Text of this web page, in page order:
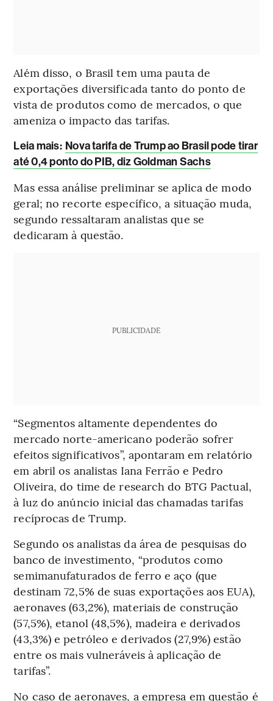
Além disso, o Brasil tem uma pauta de
exportações diversificada tanto do ponto de
vista de produtos como de mercados, o que
ameniza o impacto das tarifas.
Leia mais: Nova tarifa de Trump ao Brasil pode tirar
até 0,4 ponto do PIB, diz Goldman Sachs
Mas essa análise preliminar se aplica de modo
geral; no recorte específico, a situação muda,
segundo ressaltaram analistas que se
dedicaram à questão.
PUBLICIDADE
“Segmentos altamente dependentes do
mercado norte-americano poderão sofrer
efeitos significativos”, apontaram em relatório
em abril os analistas Iana Ferrão e Pedro
Oliveira, do time de research do BTG Pactual,
à luz do anúncio inicial das chamadas tarifas
recíprocas de Trump.
Segundo os analistas da área de pesquisas do
banco de investimento, “produtos como
semimanufaturados de ferro e aço (que
destinam 72,5% de suas exportações aos EUA),
aeronaves (63,2%), materiais de construção
(57,5%), etanol (48,5%), madeira e derivados
(43,3%) e petróleo e derivados (27,9%) estão
entre os mais vulneráveis à aplicação de
tarifas”.
No caso de aeronaves, a empresa em questão é